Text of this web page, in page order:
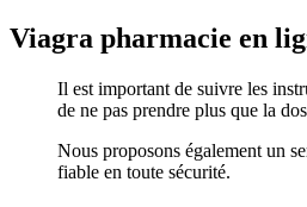
Viagra pharmacie en
Il est important de suivre les
de ne pas prendre plus que la
Nous proposons également un
fiable en toute sécurité.